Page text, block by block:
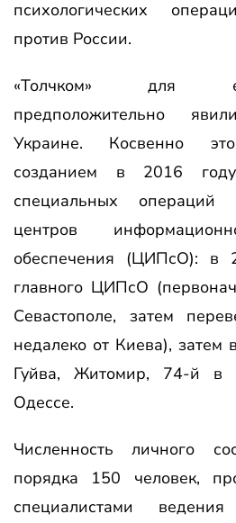
психологических
против России.
«Толчком» для
предположительно
Украине. Косвенно
созданием в 2016
специальных операций
центров информационно-
обеспечения (ЦИПсО): в
главного ЦИПсО
Севастополе, затем
недалеко от Киева),
Гуйва, Житомир, 74-й
Одессе.
Численность личного
порядка 150 человек,
специалистами